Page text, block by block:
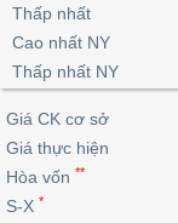
lỗ
dịch
nội
Niên
giám
Định
giá
ngoài
doanh
dịch
Chứng
quyền
quan
Thống
Thống
giao
dịch
Tin
tức
Phân
tích
kỹ
thuật
trực
tuyến
Vĩ
mô
lai
Chứng
quyền
Trái
phiếu
IR
Awards
tạo
Thấp nhất
Cao nhất NY
Thấp nhất NY
Giá CK cơ sở
Giá thực hiện
Hòa vốn **
S-X *
BẤT
ĐỘNG
SẢN
TÀI
CHÍNH